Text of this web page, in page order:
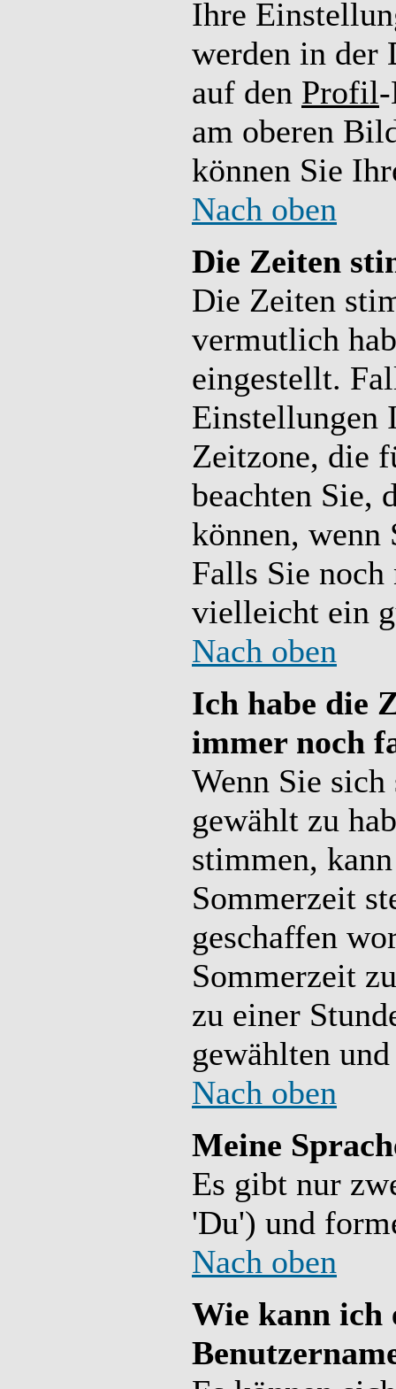
Ihre
werden in der
auf den Profil
am oberen
können Sie
Nach oben
Die Zeiten
Die Zeiten
vermutlich
eingestellt.
Einstellungen
Zeitzone, die
beachten Sie,
können,
Falls Sie
vielleicht ein
Nach oben
Ich habe die
immer noch
Wenn Sie
gewählt zu
stimmen,
Sommerzeit
geschaffen
Sommerzeit
zu einer
gewählten
Nach oben
Meine
Es gibt nur
'Du') und
Nach oben
Wie kann ich